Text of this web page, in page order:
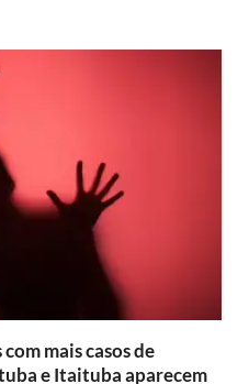
mais casos de
e Itaituba aparecem